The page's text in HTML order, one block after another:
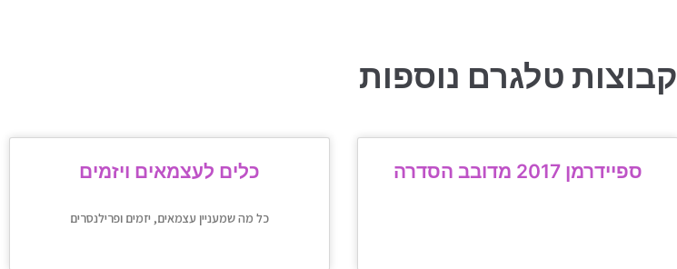
קבוצות טלגרם נוספות
כלים לעצמאים ויזמים
כל מה שמעניין עצמאים, יזמים ופרילנסרים
ספיידרמן 2017 מדובב הסדרה